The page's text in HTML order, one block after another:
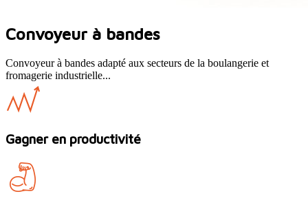
Convoyeur à bandes
Convoyeur à bandes adapté aux secteurs de la boulangerie et
fromagerie industrielle...
Gagner en productivité